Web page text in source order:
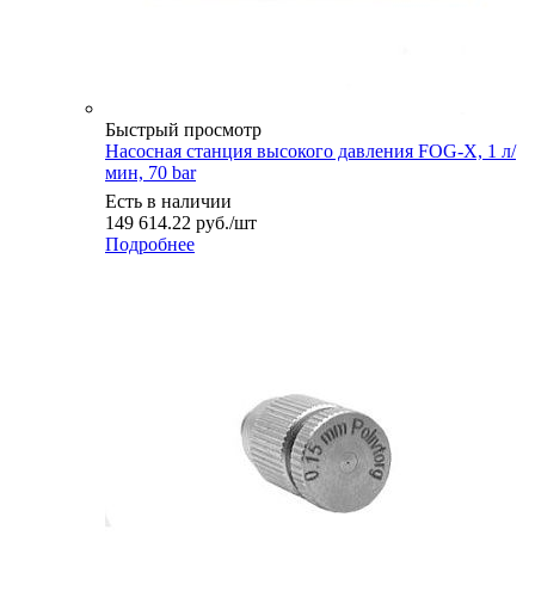
Быстрый просмотр
Насосная станция высокого давления FOG-X, 1 л/
мин, 70 bar
Есть в наличии
149 614.22 руб./шт
Подробнее